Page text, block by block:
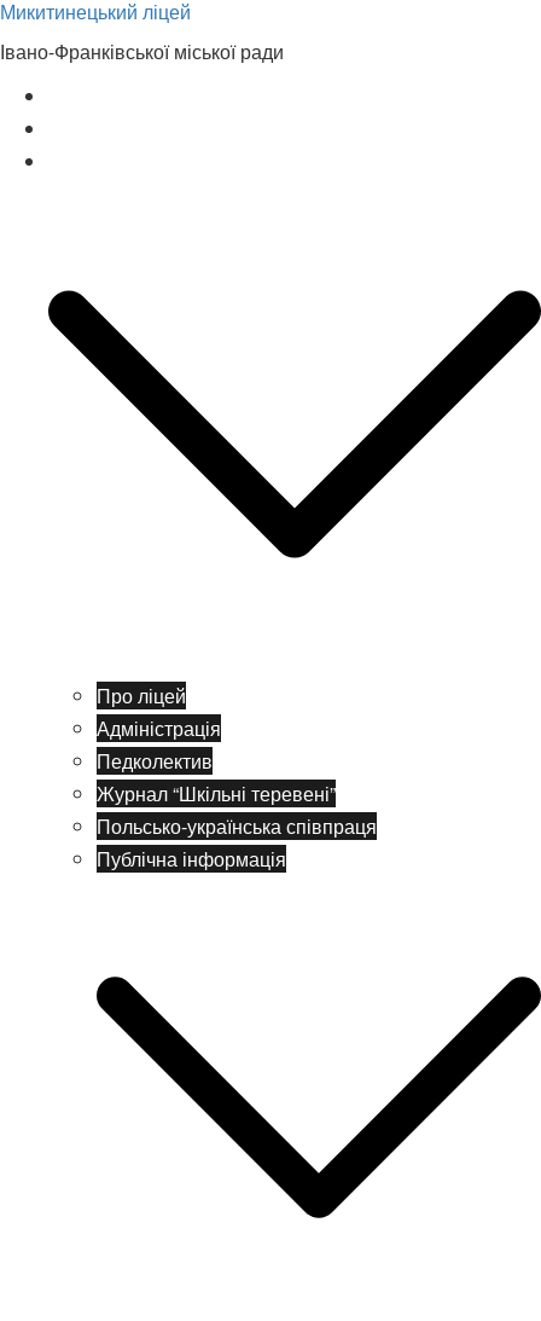
Перейти
до
Микитинецький ліцей
Івано-Франківської міської ради
Про ліцей
Адміністрація
Педколектив
Журнал “Шкільні теревені”
Польсько-українська співпраця
Публічна інформація